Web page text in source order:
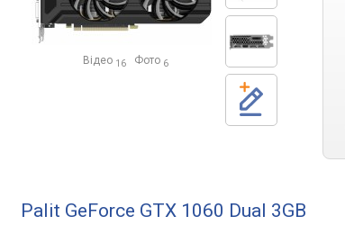
Відео 16 Фото 6
Palit GeForce GTX 1060 Dual 3GB